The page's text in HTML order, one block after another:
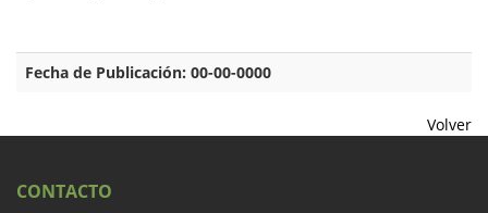
Fecha de Publicación: 00-00-0000
Volver
CONTACTO